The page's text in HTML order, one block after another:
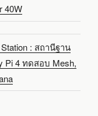
40W
: สถานีฐาน
Pi 4 ทดสอบ Mesh,